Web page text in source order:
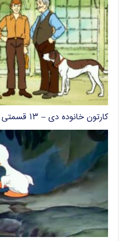
کارتون خانوده دی – ۱۳ قسمتی (دوبله فارسی)